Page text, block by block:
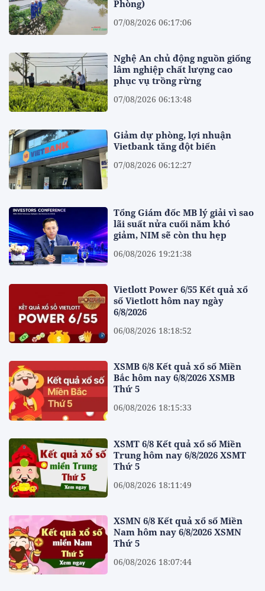
Phòng)
07/08/2026 06:17:06
Nghệ An chủ động nguồn giống
lâm nghiệp chất lượng cao
phục vụ trồng rừng
07/08/2026 06:13:48
Giảm dự phòng, lợi nhuận
Vietbank tăng đột biến
07/08/2026 06:12:27
Tổng Giám đốc MB lý giải vì sao
lãi suất nửa cuối năm khó
giảm, NIM sẽ còn thu hẹp
06/08/2026 19:21:38
Vietlott Power 6/55 Kết quả xổ
số Vietlott hôm nay ngày
6/8/2026
06/08/2026 18:18:52
XSMB 6/8 Kết quả xổ số Miền
Bắc hôm nay 6/8/2026 XSMB
Thứ 5
06/08/2026 18:15:33
XSMT 6/8 Kết quả xổ số Miền
Trung hôm nay 6/8/2026 XSMT
Thứ 5
06/08/2026 18:11:49
XSMN 6/8 Kết quả xổ số Miền
Nam hôm nay 6/8/2026 XSMN
Thứ 5
06/08/2026 18:07:44